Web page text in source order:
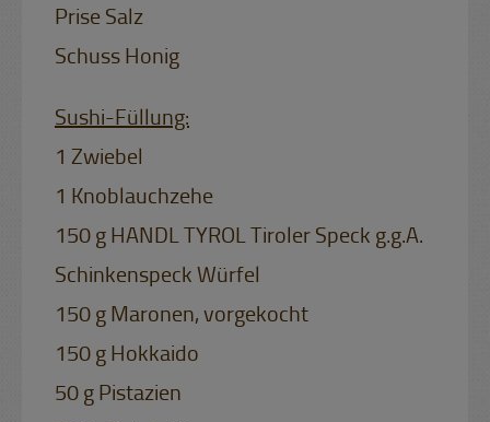
Prise Salz
Schuss Honig
Sushi-Füllung:
1 Zwiebel
1 Knoblauchzehe
150 g HANDL TYROL Tiroler Speck g.g.A.
Schinkenspeck Würfel
150 g Maronen, vorgekocht
150 g Hokkaido
50 g Pistazien